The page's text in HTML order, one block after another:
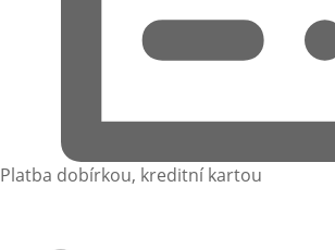
Platba dobírkou, kreditní kartou